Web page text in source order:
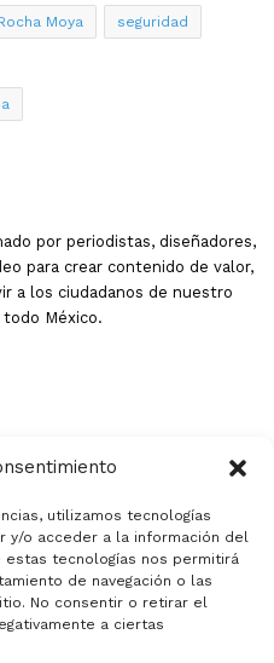
utilizamos tecnologías
y/o acceder a la información del
tecnologías nos permitirá
de navegación o las
No consentir o retirar el
a ciertas
Moya seguridad
por periodistas, diseñadores,
para crear contenido de valor,
a los ciudadanos de nuestro
México.